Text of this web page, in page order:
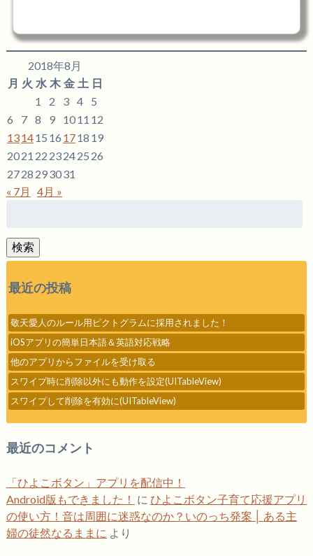
2018年8月
月 火 水 木 金 土 日
1
2 3 4
5
6
7 8 9 1011 12
131415 16 1718 19
2021 22 232425 26
2728 293031
« 7月
4月 »
検索
最近の投稿
敬天愛人のルール用ピクトグラムに採用されました！
iOSアプリの簡単日本語＆英語対応戦略
他のアプリからファイルを受け取る
スワイプ時に削除以外にも動作を設定(UITableView)
スワイプして削除を有効に(UITableView)
最近のコメント
「ひよこボタン」アプリを配信中！
Android版もできました！ に ひよこボタン子育て応援アプリ
の使い方！音は周囲に迷惑なのか？いのっち発案 │ ある主
婦の徒然なるままに より